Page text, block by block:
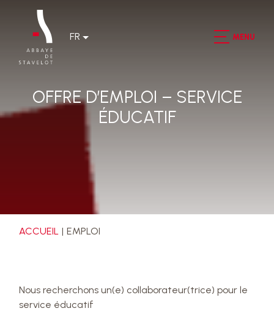
FR MENU
OFFRE D’EMPLOI – SERVICE
ÉDUCATIF
ACCUEIL EMPLOI
Nous recherchons un(e) collaborateur(trice) pour le
service éducatif